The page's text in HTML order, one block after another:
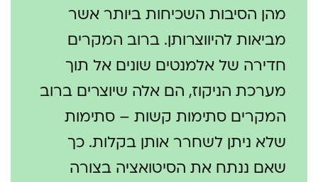
מהן הסיבות השכיחות ביותר אשר
מביאות להיווצרותן. ברוב המקרים
חדירה של אלמנטים שונים אל תוך
מערכת הניקוז, הם אלה שיוצרים ברוב
המקרים סתימות קשות – סתימות
שלא ניתן לשחרר אותן בקלות. כך
שאם ננתח את הסיטואציה בצורה